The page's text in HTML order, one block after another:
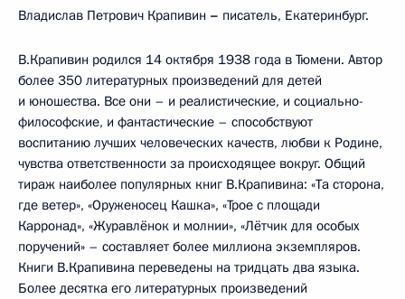
Владислав Петрович Крапивин – писатель, Екатеринбург.
В.Крапивин родился 14 октября 1938 года в Тюмени. Автор
более 350 литературных произведений для детей
и юношества. Все они – и реалистические, и социально-
философские, и фантастические – способствуют
воспитанию лучших человеческих качеств, любви к Родине,
чувства ответственности за происходящее вокруг. Общий
тираж наиболее популярных книг В.Крапивина: «Та сторона,
где ветер», «Оруженосец Кашка», «Трое с площади
Карронад», «Журавлёнок и молнии», «Лётчик для особых
поручений» – составляет более миллиона экземпляров.
Книги В.Крапивина переведены на тридцать два языка.
Более десятка его литературных произведений